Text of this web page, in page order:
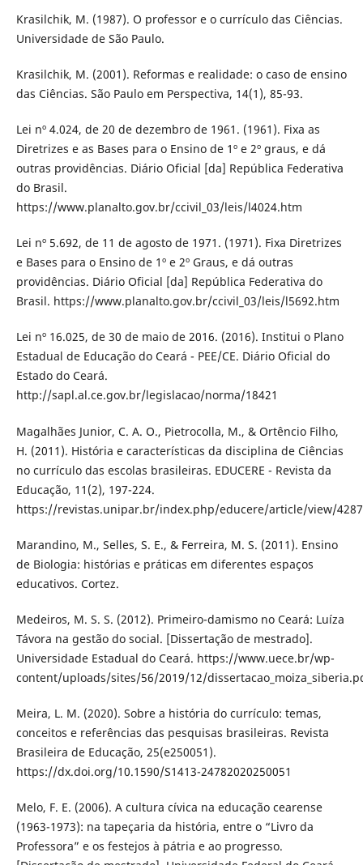
Krasilchik, M. (1987). O professor e o currículo das Ciências.
Universidade de São Paulo.
Krasilchik, M. (2001). Reformas e realidade: o caso de ensino
das Ciências. São Paulo em Perspectiva, 14(1), 85-93.
Lei nº 4.024, de 20 de dezembro de 1961. (1961). Fixa as
Diretrizes e as Bases para o Ensino de 1º e 2º graus, e dá
outras providências. Diário Oficial [da] República Federativa
do Brasil.
https://www.planalto.gov.br/ccivil_03/leis/l4024.htm
Lei nº 5.692, de 11 de agosto de 1971. (1971). Fixa Diretrizes
e Bases para o Ensino de 1º e 2º Graus, e dá outras
providências. Diário Oficial [da] República Federativa do
Brasil. https://www.planalto.gov.br/ccivil_03/leis/l5692.htm
Lei nº 16.025, de 30 de maio de 2016. (2016). Institui o Plano
Estadual de Educação do Ceará - PEE/CE. Diário Oficial do
Estado do Ceará.
http://sapl.al.ce.gov.br/legislacao/norma/18421
Magalhães Junior, C. A. O., Pietrocolla, M., & Ortêncio Filho,
H. (2011). História e características da disciplina de Ciências
no currículo das escolas brasileiras. EDUCERE - Revista da
Educação, 11(2), 197-224.
https://revistas.unipar.br/index.php/educere/article/view/4287
Marandino, M., Selles, S. E., & Ferreira, M. S. (2011). Ensino
de Biologia: histórias e práticas em diferentes espaços
educativos. Cortez.
Medeiros, M. S. S. (2012). Primeiro-damismo no Ceará: Luíza
Távora na gestão do social. [Dissertação de mestrado].
Universidade Estadual do Ceará. https://www.uece.br/wp-
content/uploads/sites/56/2019/12/
Meira, L. M. (2020). Sobre a história do currículo: temas,
conceitos e referências das pesquisas brasileiras. Revista
Brasileira de Educação, 25(e250051).
https://dx.doi.org/10.1590/S1413-24782020250051
Melo, F. E. (2006). A cultura cívica na educação cearense
(1963-1973): na tapeçaria da história, entre o “Livro da
Professora” e os festejos à pátria e ao progresso.